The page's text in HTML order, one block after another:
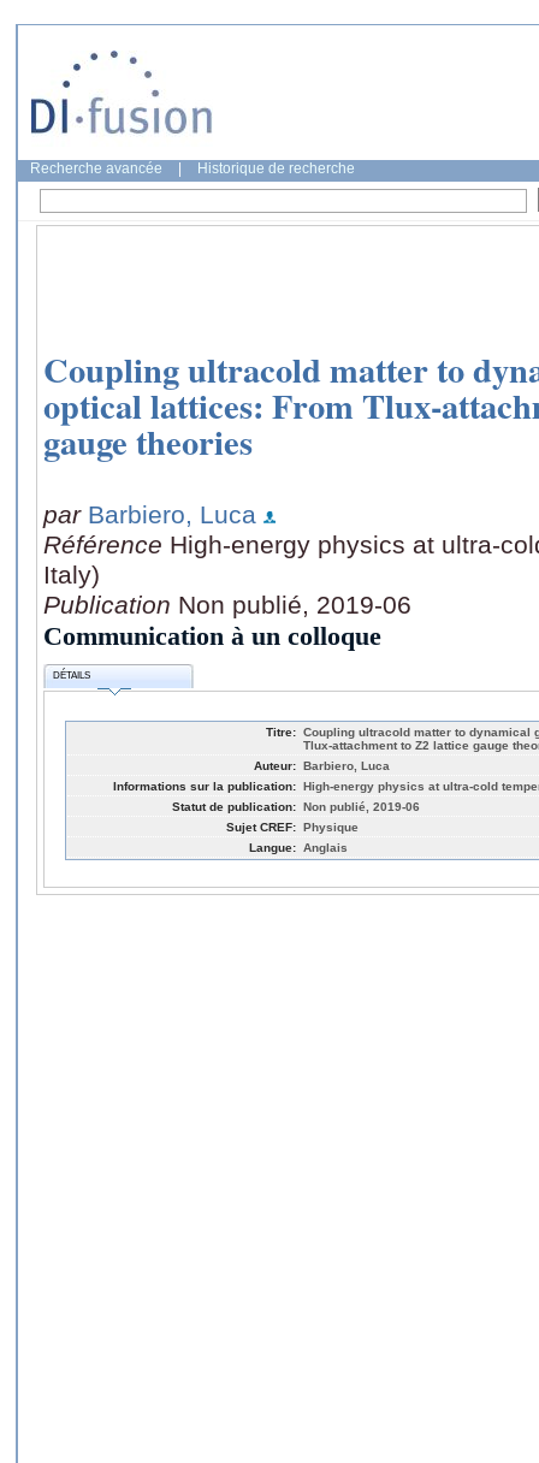
Recherche avancée Historique de recherche
Coupling ultracold matter to
optical lattices: From Tlux-
gauge theories
par Barbiero, Luca
Référence High-energy physics at ultra-
Italy)
Publication Non publié, 2019-06
Communication à un colloque
DÉTAILS
Titre: Coupling ultracold matter to dynamical
Tlux-attachment to Z2 lattice gauge
Auteur: Barbiero, Luca
Informations sur la publication: High-energy physics at ultra-cold
Statut de publication: Non publié, 2019-06
Sujet CREF: Physique
Langue: Anglais